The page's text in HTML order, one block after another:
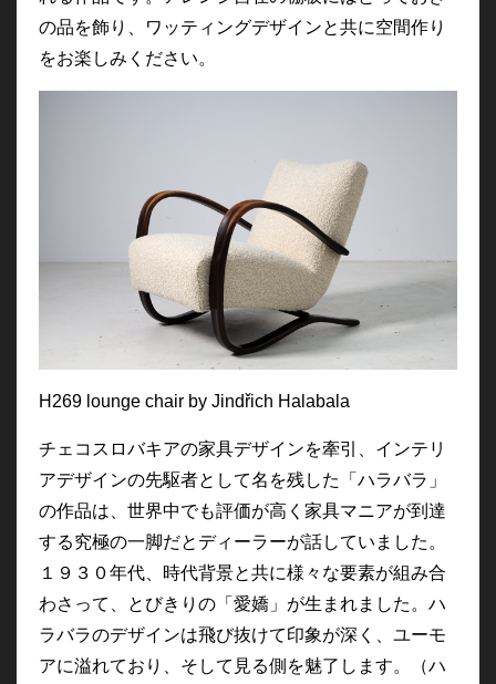
の品を飾り、ワッティングデザインと共に空間作り
をお楽しみください。
H269 lounge chair by Jindřich Halabala
チェコスロバキアの家具デザインを牽引、インテリ
アデザインの先駆者として名を残した「ハラバラ」
の作品は、世界中でも評価が高く家具マニアが到達
する究極の一脚だとディーラーが話していました。
１９３０年代、時代背景と共に様々な要素が組み合
わさって、とびきりの「愛嬌」が生まれました。ハ
ラバラのデザインは飛び抜けて印象が深く、ユーモ
アに溢れており、そして見る側を魅了します。（ハ